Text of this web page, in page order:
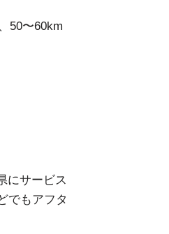
50〜60km
にサービス
でもアフタ